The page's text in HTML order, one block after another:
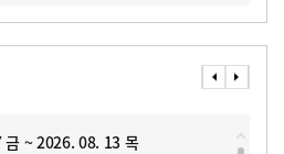
~ 2026. 08. 13 목